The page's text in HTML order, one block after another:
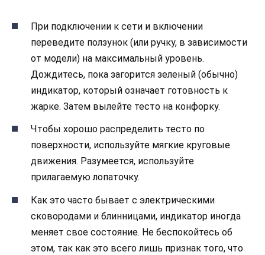
При подключении к сети и включении
переведите ползунок (или ручку, в зависимости
от модели) на максимальный уровень.
Дождитесь, пока загорится зеленый (обычно)
индикатор, который означает готовность к
жарке. Затем вылейте тесто на конфорку.
Чтобы хорошо распределить тесто по
поверхности, используйте мягкие круговые
движения. Разумеется, используйте
прилагаемую лопаточку.
Как это часто бывает с электрическими
сковородами и блинницами, индикатор иногда
меняет свое состояние. Не беспокойтесь об
этом, так как это всего лишь признак того, что